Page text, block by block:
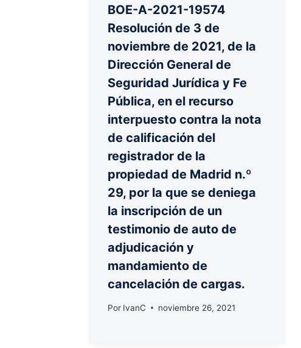
BOE-A-2021-19574
Resolución de 3 de
noviembre de 2021, de la
Dirección General de
Seguridad Jurídica y Fe
Pública, en el recurso
interpuesto contra la nota
de calificación del
registrador de la
propiedad de Madrid n.º
29, por la que se deniega
la inscripción de un
testimonio de auto de
adjudicación y
mandamiento de
cancelación de cargas.
Por IvanC noviembre 26, 2021